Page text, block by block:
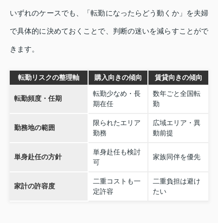
いずれのケースでも、「転勤になったらどう動くか」を夫婦
で具体的に決めておくことで、判断の迷いを減らすことがで
きます。
転勤リスクの整理軸 購入向きの傾向 賃貸向きの傾向
転勤頻度・任期
転勤少なめ・長
期在任
数年ごと全国転
勤
勤務地の範囲
限られたエリア
勤務
広域エリア・異
動前提
単身赴任の方針
単身赴任も検討
可
家族同伴を優先
家計の許容度
二重コストも一
定許容
二重負担は避け
たい